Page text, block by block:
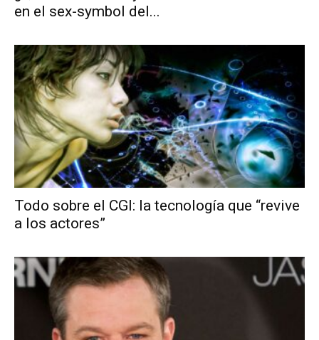
en el sex-symbol del...
Todo sobre el CGI: la tecnología que “revive
a los actores”